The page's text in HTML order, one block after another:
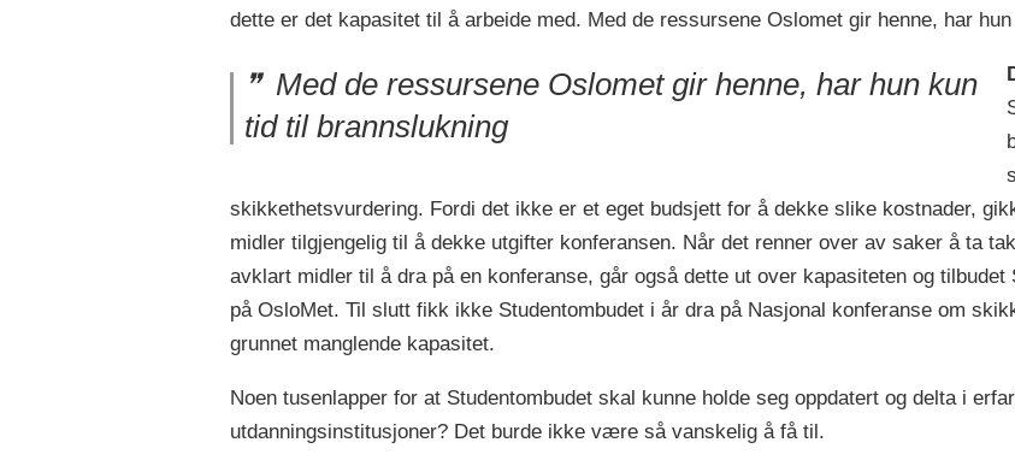
dette er det kapasitet til å arbeide med. Med de ressursene Oslomet gir henne, har
Med de ressursene Oslomet gir henne, har hun kun
tid til brannslukning
skikkethetsvurdering. Fordi det ikke er et eget budsjett for å dekke slike kostnader,
midler tilgjengelig til å dekke utgifter konferansen. Når det renner over av saker å ta
avklart midler til å dra på en konferanse, går også dette ut over kapasiteten og
på OsloMet. Til slutt fikk ikke Studentombudet i år dra på Nasjonal konferanse om
grunnet manglende kapasitet.
Noen tusenlapper for at Studentombudet skal kunne holde seg oppdatert og delta i
utdanningsinstitusjoner? Det burde ikke være så vanskelig å få til.